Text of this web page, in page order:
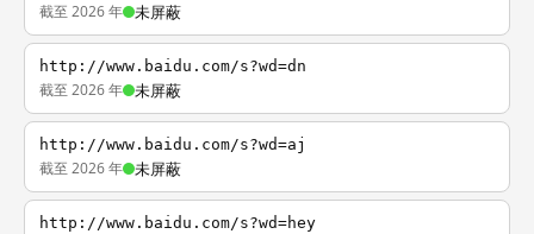
截至 2026 年 未屏蔽
http://www.baidu.com/s?wd=dn
截至 2026 年 未屏蔽
http://www.baidu.com/s?wd=aj
截至 2026 年 未屏蔽
http://www.baidu.com/s?wd=hey